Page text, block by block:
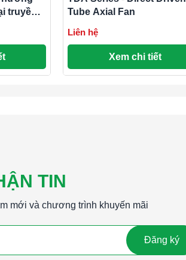
truyền
Tube Axial Fan
Liên hệ
Xem chi tiết
TIN
mới và chương trình khuyến mãi
Đăng ký